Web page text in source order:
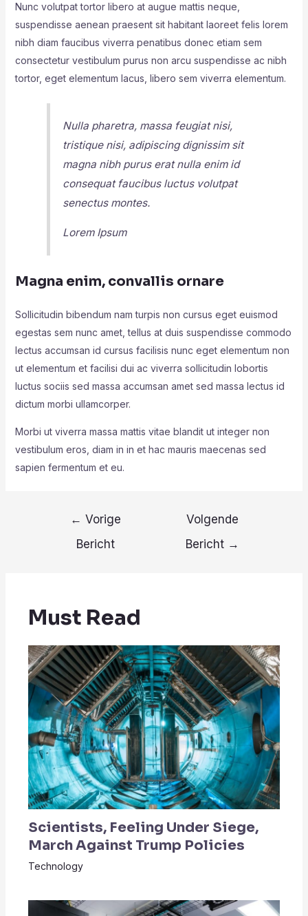
Nunc volutpat tortor libero at augue mattis neque,
suspendisse aenean praesent sit habitant laoreet felis lorem
nibh diam faucibus viverra penatibus donec etiam sem
consectetur vestibulum purus non arcu suspendisse ac nibh
tortor, eget elementum lacus, libero sem viverra elementum.
Nulla pharetra, massa feugiat nisi,
tristique nisi, adipiscing dignissim sit
magna nibh purus erat nulla enim id
consequat faucibus luctus volutpat
senectus montes.
Lorem Ipsum
Magna enim, convallis ornare
Sollicitudin bibendum nam turpis non cursus eget euismod
egestas sem nunc amet, tellus at duis suspendisse commodo
lectus accumsan id cursus facilisis nunc eget elementum non
ut elementum et facilisi dui ac viverra sollicitudin lobortis
luctus sociis sed massa accumsan amet sed massa lectus id
dictum morbi ullamcorper.
Morbi ut viverra massa mattis vitae blandit ut integer non
vestibulum eros, diam in in et hac mauris maecenas sed
sapien fermentum et eu.
Berichtnavigatie
← Vorige
Bericht
Volgende
Bericht →
Must Read
Scientists, Feeling Under Siege,
March Against Trump Policies
Technology